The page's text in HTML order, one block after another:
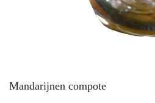
Mandarijnen compote